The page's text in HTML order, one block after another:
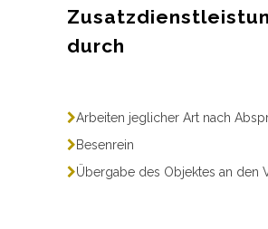
durch
Arbeiten jeglicher Art nach
Besenrein
Übergabe des Objektes an den